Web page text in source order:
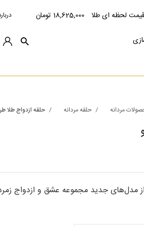
لحظه ای طلا 18,625,000 تومان
مردانه حلقه مردانه حلقه ازدواج طلا
مدل‌های جدید مجموعه عشق و ازدواج